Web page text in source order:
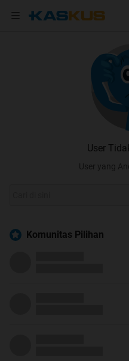
User
User yang
Komunitas Pilihan